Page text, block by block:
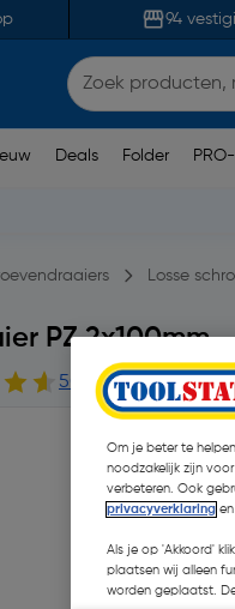
94
Deals Folder
Losse
PZ 2x100mm
50 opmerking(en)|
Om je beter te
noodzakelijk zijn
verbeteren. Ook
privacyverklaring en
Als je op 'Akkoord'
plaatsen wij alleen
worden geplaatst.